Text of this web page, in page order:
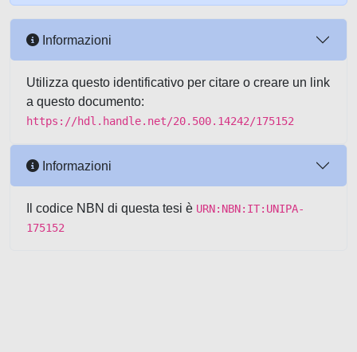
Informazioni
Utilizza questo identificativo per citare o creare un link
a questo documento:
https://hdl.handle.net/20.500.14242/175152
Informazioni
Il codice NBN di questa tesi è URN:NBN:IT:UNIPA-
175152